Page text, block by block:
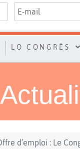
LO CONGRÈS
d’emploi : Le